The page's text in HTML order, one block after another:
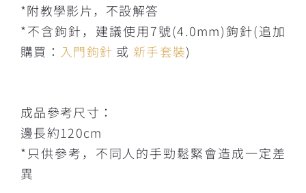
*附教學影片，不設解答
*不含鉤針，建議使用7號(4.0mm)鉤針(追加
購買： 入門鉤針 或 新手套裝)
成品參考尺寸：
邊長約120cm
*只供參考，不同人的手勁鬆緊會造成一定差
異